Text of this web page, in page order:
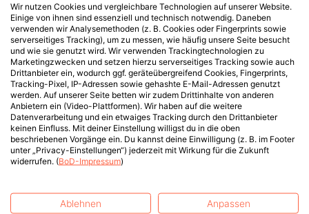
Wir nutzen Cookies und vergleichbare Technologien auf unserer Website.
Einige von ihnen sind essenziell und technisch notwendig. Daneben
verwenden wir Analysemethoden (z. B. Cookies oder Fingerprints sowie
serverseitiges Tracking), um zu messen, wie häufig unsere Seite besucht
und wie sie genutzt wird. Wir verwenden Trackingtechnologien zu
Marketingzwecken und setzen hierzu serverseitiges Tracking sowie auch
Drittanbieter ein, wodurch ggf. geräteübergreifend Cookies, Fingerprints,
Tracking-Pixel, IP-Adressen sowie gehashte E-Mail-Adressen genutzt
werden. Auf unserer Seite betten wir zudem Drittinhalte von anderen
Anbietern ein (Video-Plattformen). Wir haben auf die weitere
Datenverarbeitung und ein etwaiges Tracking durch den Drittanbieter
keinen Einfluss. Mit deiner Einstellung willigst du in die oben
beschriebenen Vorgänge ein. Du kannst deine Einwilligung (z. B. im Footer
unter „Privacy-Einstellungen“) jederzeit mit Wirkung für die Zukunft
widerrufen. (BoD-Impressum)
Ablehnen Anpassen